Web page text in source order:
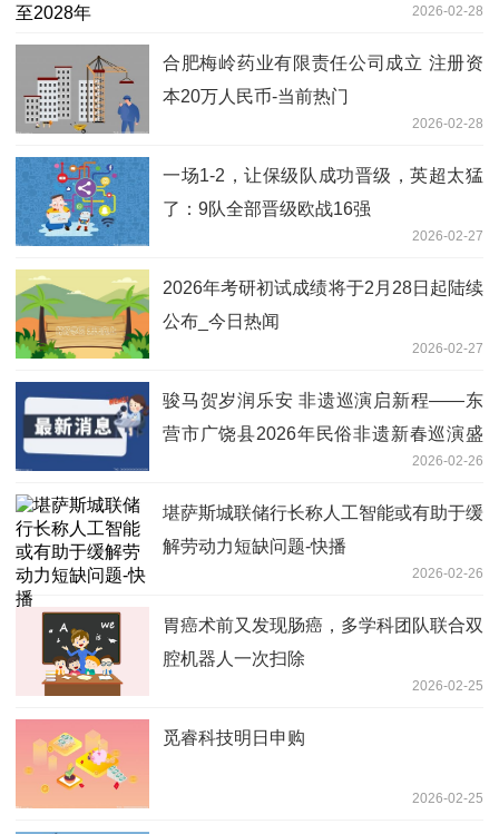
2026-02-28
合肥梅岭药业有限责任公司成立 注册资
本20万人民币-当前热门
2026-02-28
一场1-2，让保级队成功晋级，英超太猛
了：9队全部晋级欧战16强
2026-02-27
2026年考研初试成绩将于2月28日起陆续
公布_今日热闻
2026-02-27
骏马贺岁润乐安 非遗巡演启新程——东
营市广饶县2026年民俗非遗新春巡演盛
2026-02-26
堪萨斯城联储行长称人工智能或有助于缓
解劳动力短缺问题-快播
2026-02-26
胃癌术前又发现肠癌，多学科团队联合双
腔机器人一次扫除
2026-02-25
觅睿科技明日申购
2026-02-25